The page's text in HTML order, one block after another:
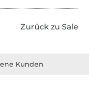
Zurück zu Sale